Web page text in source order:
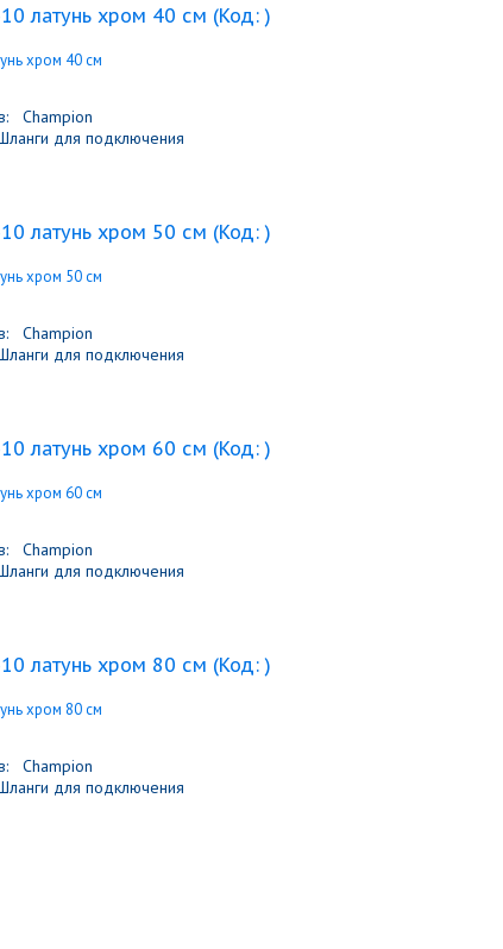
латунь хром 40 см (Код:)
Champion
для подключения
латунь хром 50 см (Код:)
Champion
для подключения
латунь хром 60 см (Код:)
Champion
для подключения
латунь хром 80 см (Код:)
Champion
для подключения